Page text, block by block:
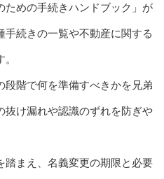
ための手続きハンドブック」が
続きの一覧や不動産に関する
段階で何を準備すべきかを兄弟
抜け漏れや認識のずれを防ぎや
踏まえ、名義変更の期限と必要